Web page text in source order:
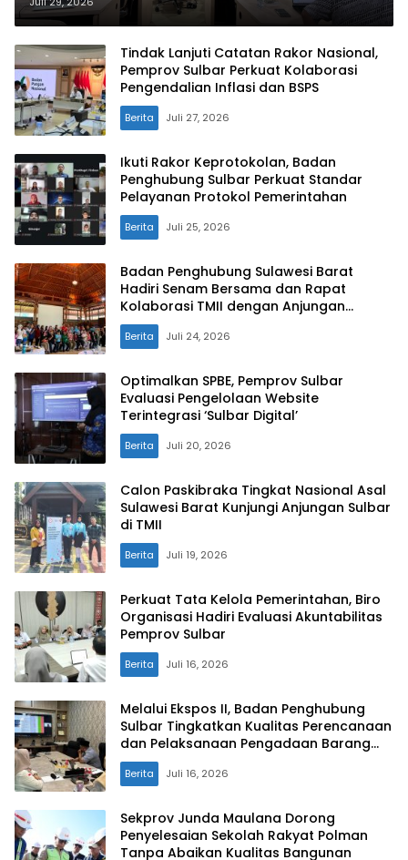
Pangan
Tindak Lanjuti Catatan Rakor Nasional,
Pemprov Sulbar Perkuat Kolaborasi
Pengendalian Inflasi dan BSPS
Berita Juli 27, 2026
Ikuti Rakor Keprotokolan, Badan
Penghubung Sulbar Perkuat Standar
Berita Juli 25, 2026
Badan Penghubung Sulawesi Barat
Hadiri Senam Bersama dan Rapat
Kolaborasi TMII dengan Anjungan
Daerah
Berita Juli 24, 2026
Optimalkan SPBE, Pemprov Sulbar
Evaluasi Pengelolaan Website
Berita Juli 20, 2026
Calon Paskibraka Tingkat Nasional Asal
Sulawesi Barat Kunjungi Anjungan Sulbar
Berita Juli 19, 2026
Perkuat Tata Kelola Pemerintahan, Biro
Organisasi Hadiri Evaluasi Akuntabilitas
Pemprov Sulbar
Berita Juli 16, 2026
Melalui Ekspos II, Badan Penghubung
Sulbar Tingkatkan Kualitas Perencanaan
dan Pelaksanaan Pengadaan Barang
dan Jasa
Berita Juli 16, 2026
Sekprov Junda Maulana Dorong
Penyelesaian Sekolah Rakyat Polman
Tanpa Abaikan Kualitas Bangunan